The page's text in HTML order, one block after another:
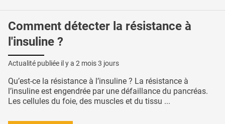
Comment détecter la résistance à
l'insuline ?
Actualité publiée il y a 2 mois 3 jours
Qu’est-ce la résistance à l’insuline ? La résistance à
l’insuline est engendrée par une défaillance du pancréas.
Les cellules du foie, des muscles et du tissu ...